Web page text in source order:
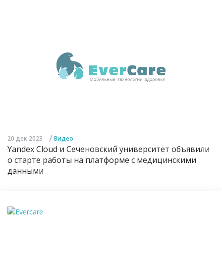
20 дек 2023 / Видео
Yandex Cloud и Сеченовский университет объявили
о старте работы на платформе с медицинскими
данными